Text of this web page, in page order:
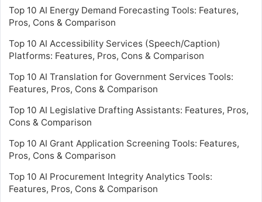
Top 10 AI Energy Demand Forecasting Tools: Features,
Pros, Cons & Comparison
Top 10 AI Accessibility Services (Speech/Caption)
Platforms: Features, Pros, Cons & Comparison
Top 10 AI Translation for Government Services Tools:
Features, Pros, Cons & Comparison
Top 10 AI Legislative Drafting Assistants: Features, Pros,
Cons & Comparison
Top 10 AI Grant Application Screening Tools: Features,
Pros, Cons & Comparison
Top 10 AI Procurement Integrity Analytics Tools:
Features, Pros, Cons & Comparison